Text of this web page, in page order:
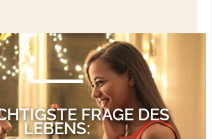
FRAGE DES
LEBENS: